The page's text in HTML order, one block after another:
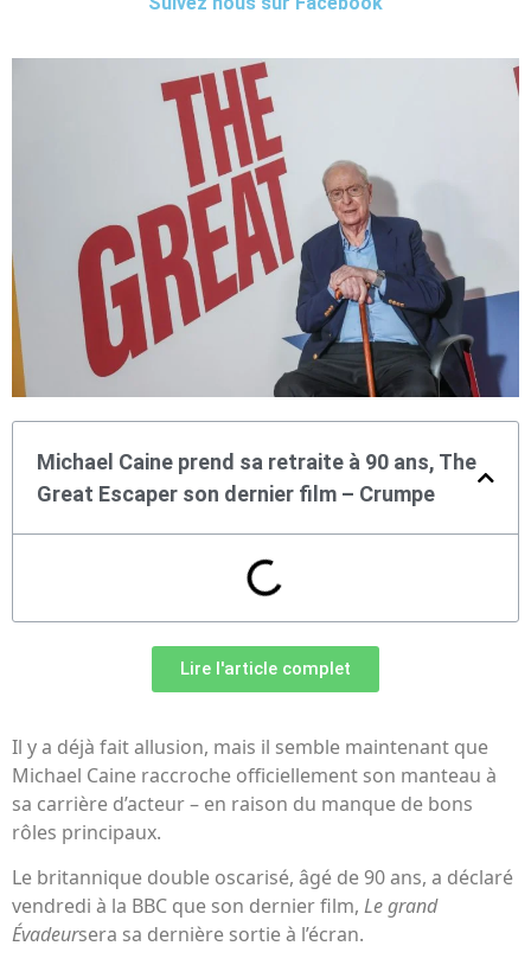
Michael Caine prend sa retraite à 90 ans, The
Great Escaper son dernier film – Crumpe
Lire l'article complet
Il y a déjà fait allusion, mais il semble maintenant que
Michael Caine raccroche officiellement son manteau à
sa carrière d’acteur – en raison du manque de bons
rôles principaux.
Le britannique double oscarisé, âgé de 90 ans, a déclaré
vendredi à la BBC que son dernier film, Le grand
Évadeursera sa dernière sortie à l’écran.